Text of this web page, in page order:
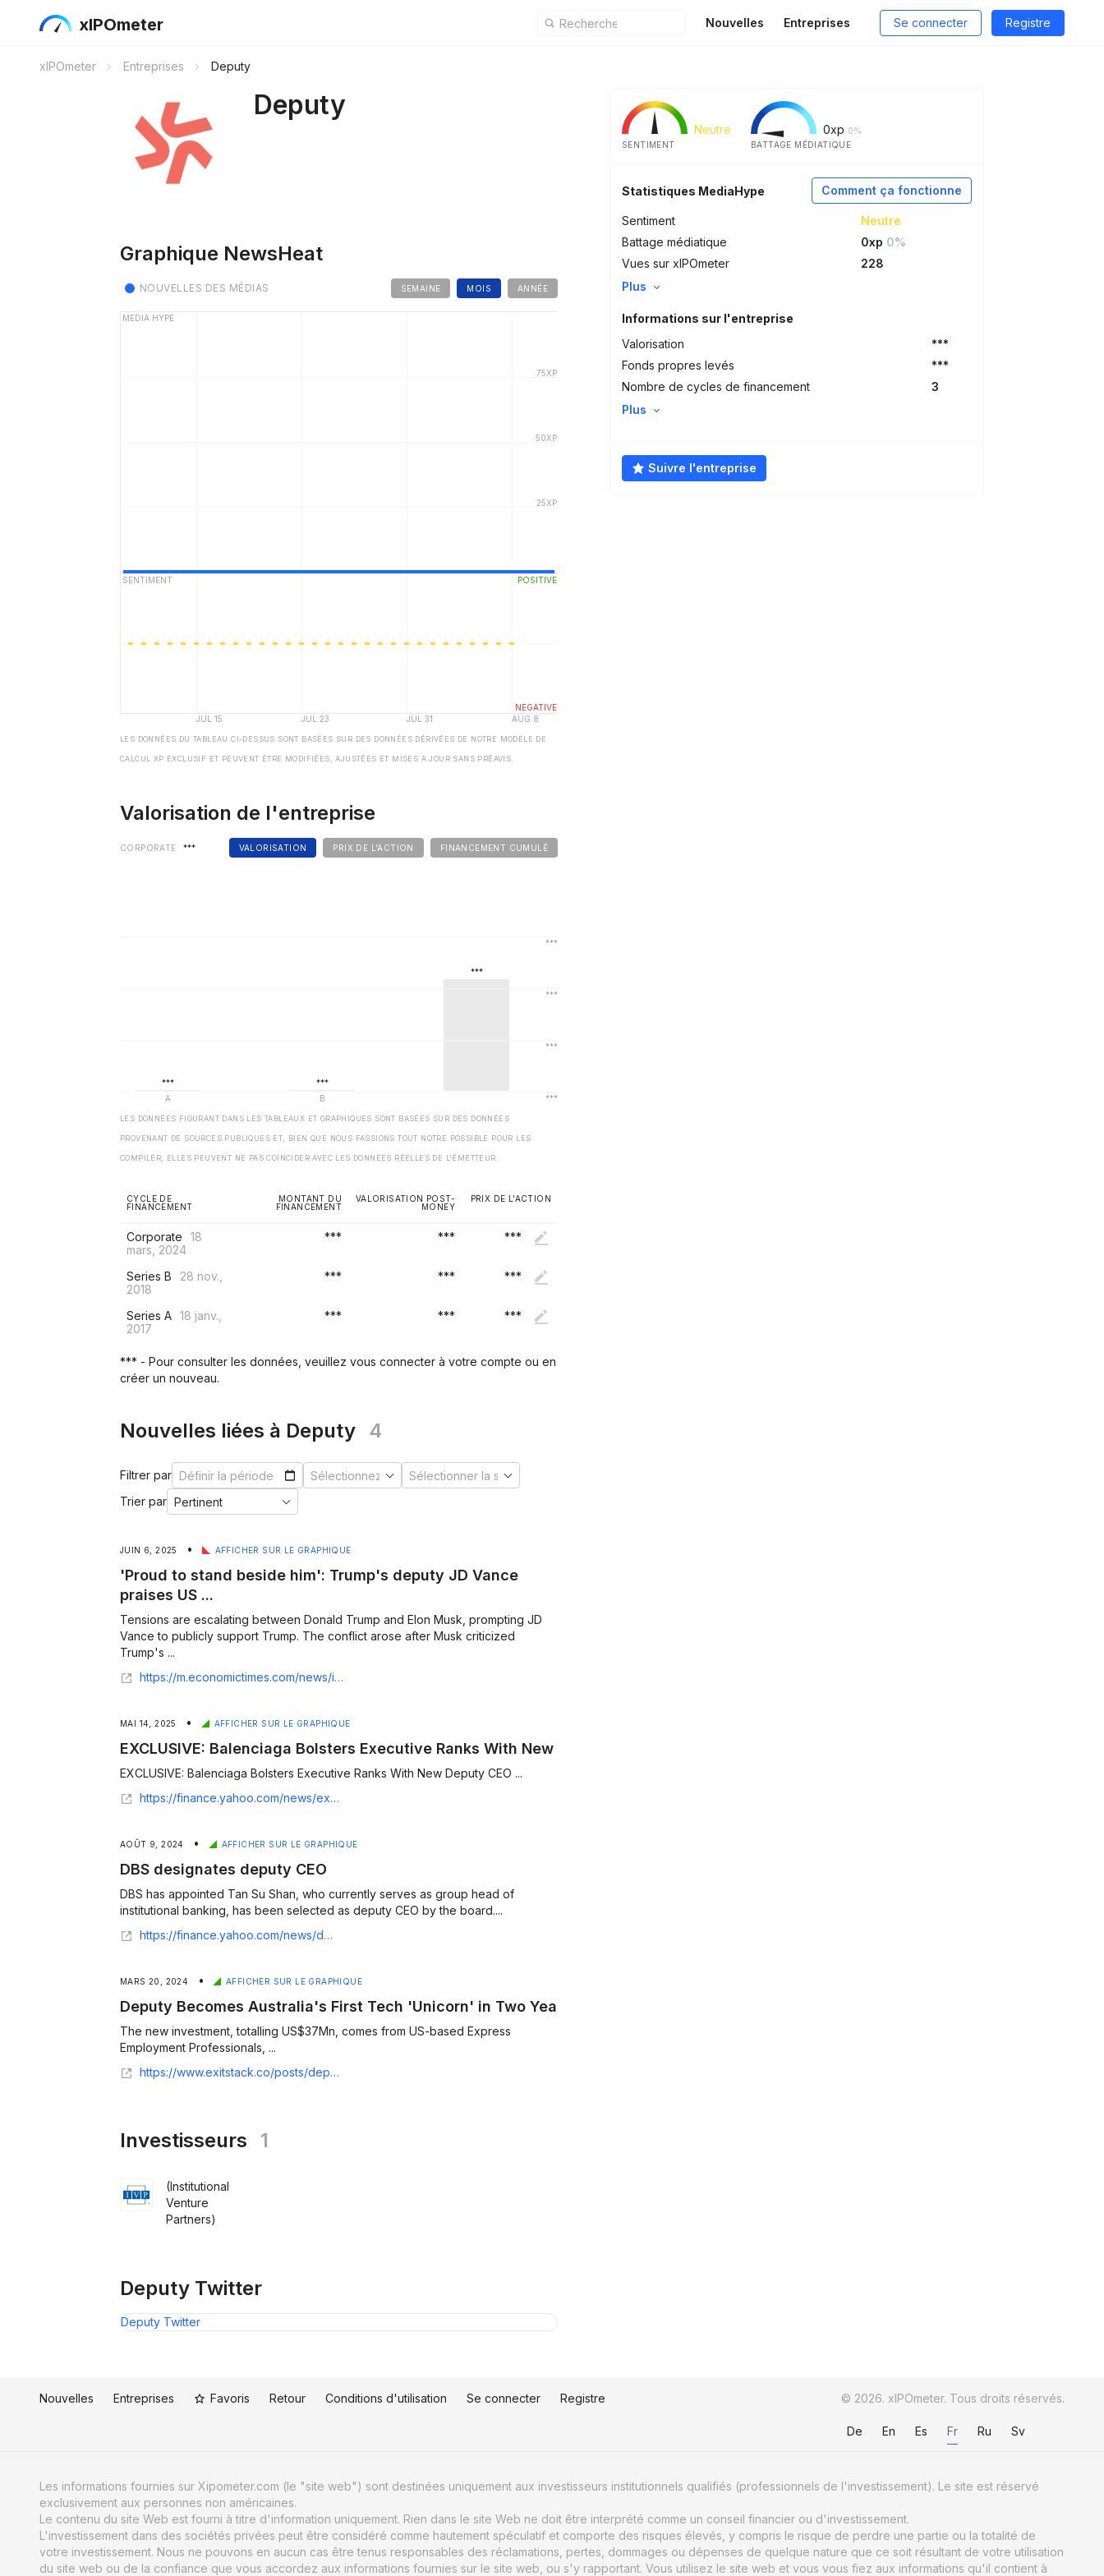
xIPOmeter Nouvelles Entreprises Se connecter Registre
xIPOmeter Entreprises Deputy
Deputy
Neutre
SENTIMENT
0xp 0%
BATTAGE MÉDIATIQUE
Comment ça fonctionne
Statistiques MediaHype
Sentiment
Neutre
Battage médiatique
0xp 0%
Vues sur xIPOmeter
228
Plus
Informations sur l'entreprise
Valorisation
***
Fonds propres levés
***
Nombre de cycles de financement
3
Plus
Suivre l'entreprise
Graphique NewsHeat
SEMAINE MOIS ANNÉE
NOUVELLES DES MÉDIAS
LES DONNÉES DU TABLEAU CI-DESSUS SONT BASÉES SUR DES DONNÉES DÉRIVÉES DE NOTRE MODÈLE DE
CALCUL XP EXCLUSIF ET PEUVENT ÊTRE MODIFIÉES, AJUSTÉES ET MISES À JOUR SANS PRÉAVIS.
Valorisation de l'entreprise
VALORISATION PRIX DE L'ACTION FINANCEMENT CUMULÉ
CORPORATE ***
LES DONNÉES FIGURANT DANS LES TABLEAUX ET GRAPHIQUES SONT BASÉES SUR DES DONNÉES
PROVENANT DE SOURCES PUBLIQUES ET, BIEN QUE NOUS FASSIONS TOUT NOTRE POSSIBLE POUR LES
COMPILER, ELLES PEUVENT NE PAS COÏNCIDER AVEC LES DONNÉES RÉELLES DE L'ÉMETTEUR.
CYCLE DE
FINANCEMENT
MONTANT DU
FINANCEMENT
VALORISATION POST-
MONEY
PRIX DE L'ACTION
Corporate
18
mars, 2024
*** *** ***
Series B
28 nov.,
2018
*** *** ***
Series A 18 janv.,
2017
*** *** ***
*** - Pour consulter les données, veuillez vous connecter à votre compte ou en
créer un nouveau.
Nouvelles liées à Deputy 4
Filtrer par
Trier par
JUIN 6, 2025 • AFFICHER SUR LE GRAPHIQUE
'Proud to stand beside him': Trump's deputy JD Vance
praises US ...
Tensions are escalating between Donald Trump and Elon Musk, prompting JD
Vance to publicly support Trump. The conflict arose after Musk criticized
Trump's ...
https://m.economictimes.com/news/international/global-trends/proud-to-stand-beside-him-trumps-deputy-jd-vance-praises-us-prez-amid-feud-with-elon-musk/articleshow/121664067.cms
MAI 14, 2025 • AFFICHER SUR LE GRAPHIQUE
EXCLUSIVE: Balenciaga Bolsters Executive Ranks With New ...
EXCLUSIVE: Balenciaga Bolsters Executive Ranks With New Deputy CEO ...
https://finance.yahoo.com/news/exclusive-balenciaga-bolsters-executive-ranks-134500398.html
AOÛT 9, 2024 • AFFICHER SUR LE GRAPHIQUE
DBS designates deputy CEO
DBS has appointed Tan Su Shan, who currently serves as group head of
institutional banking, has been selected as deputy CEO by the board....
https://finance.yahoo.com/news/dbs-designates-deputy-ceo-101508452.html
MARS 20, 2024 • AFFICHER SUR LE GRAPHIQUE
Deputy Becomes Australia's First Tech 'Unicorn' in Two Years
The new investment, totalling US$37Mn, comes from US-based Express
Employment Professionals, ...
https://www.exitstack.co/posts/deputy-becomes-australias-first-tech-unicorn-in-two-years
Investisseurs 1
(Institutional
Venture
Partners)
Deputy Twitter
Deputy Twitter
Nouvelles Entreprises Favoris Retour Conditions d'utilisation Se connecter Registre © 2026. xIPOmeter. Tous droits réservés.
De En Es Fr Ru Sv
Les informations fournies sur Xipometer.com (le "site web") sont destinées uniquement aux investisseurs institutionnels qualifiés (professionnels de l'investissement). Le site est réservé
exclusivement aux personnes non américaines.
Le contenu du site Web est fourni à titre d'information uniquement. Rien dans le site Web ne doit être interprété comme un conseil financier ou d'investissement.
L'investissement dans des sociétés privées peut être considéré comme hautement spéculatif et comporte des risques élevés, y compris le risque de perdre une partie ou la totalité de
votre investissement. Nous ne pouvons en aucun cas être tenus responsables des réclamations, pertes, dommages ou dépenses de quelque nature que ce soit résultant de votre utilisation
du site web ou de la confiance que vous accordez aux informations fournies sur le site web, ou s'y rapportant. Vous utilisez le site web et vous vous fiez aux informations qu'il contient à